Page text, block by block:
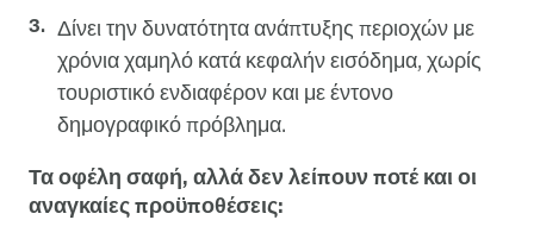
Δίνει την δυνατότητα ανάπτυξης περιοχών με
χρόνια χαμηλό κατά κεφαλήν εισόδημα, χωρίς
τουριστικό ενδιαφέρον και με έντονο
δημογραφικό πρόβλημα.
Τα οφέλη σαφή, αλλά δεν λείπουν ποτέ και οι
αναγκαίες προϋποθέσεις: